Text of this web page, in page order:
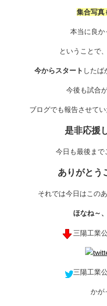
集合写真
本当に良か
ということで、
今からスタート したば
今後も試合
ブログでも報告させて
是非応援
今日も最後まで
ありがとう
それでは今日はこの
ほなね～
三陽工業
三陽工業
かが